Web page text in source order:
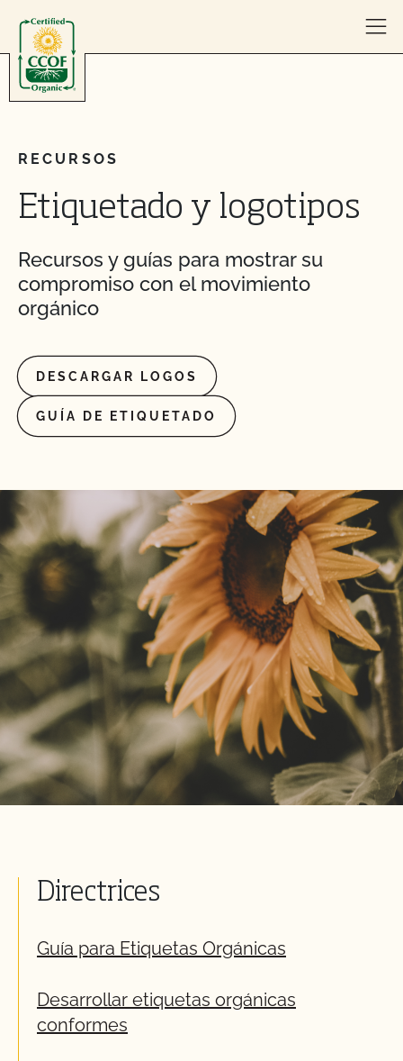
RECURSOS
Etiquetado y logotipos
Recursos y guías para mostrar su
compromiso con el movimiento
orgánico
DESCARGAR LOGOS
GUÍA DE ETIQUETADO
Directrices
Guía para Etiquetas Orgánicas
Desarrollar etiquetas orgánicas
conformes